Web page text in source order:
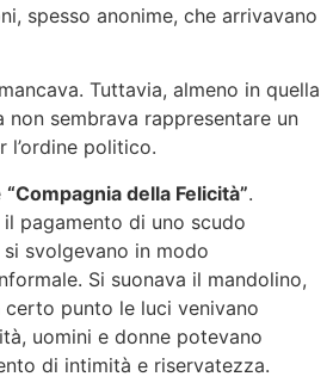
spesso anonime, che arrivavano
Tuttavia, almeno in quella
non sembrava rappresentare un
l’ordine politico.
“Compagnia della Felicità”.
il pagamento di uno scudo
si svolgevano in modo
Si suonava il mandolino,
certo punto le luci venivano
uomini e donne potevano
di intimità e riservatezza.